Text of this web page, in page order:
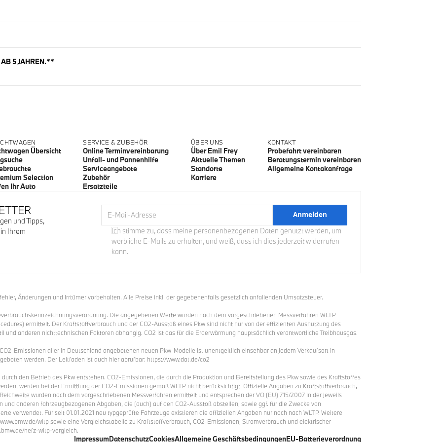
AB 5 JAHREN.**
G11/ G12
/ F26 / F48
Übersicht
Selection
Ihr Auto
SERVICE & ZUBEHÖR
Online Terminvereinbarung
Unfall- und Pannenhilfe
Serviceangebote
Zubehör
Ersatzteile
ÜBER UNS
Über Emil Frey
Aktuelle Themen
Standorte
Karriere
KONTAKT
Probefahrt vereinbaren
Beratungstermin vereinbaren
Allgemeine Kontakanfrage
und Tipps,
Ihrem
Ich stimme zu, dass meine personenbezogenen Daten genutzt werden, um
werbliche E-Mails zu erhalten, und weiß, dass ich dies jederzeit widerrufen
kann.
Änderungen und Irrtümer vorbehalten. Alle Preise inkl. der gegebenenfalls gesetzlich anfallenden Umsatzsteuer.
Die angegebenen Werte wurden nach dem vorgeschriebenen Messverfahren WLTP
ermittelt. Der Kraftstoffverbrauch und der CO2-Ausstoß eines Pkw sind nicht nur von der effizienten Ausnutzung des
und anderen nichttechnischen Faktoren abhängig. CO2 ist das für die Erderwärmung hauptsächlich verantwortliche Treibhausgas.
Emissionen aller in Deutschland angebotenen neuen Pkw-Modelle ist unentgeltlich einsehbar an jedem Verkaufsort in
werden. Der Leitfaden ist auch hier abrufbar: https://www.dat.de/co2
den Betrieb des Pkw entstehen. CO2-Emissionen, die durch die Produktion und Bereitstellung des Pkw sowie des Kraftstoffes
werden bei der Ermittlung der CO2-Emissionen gemäß WLTP nicht berücksichtigt. Offizielle Angaben zu Kraftstoffverbrauch,
wurden nach dem vorgeschriebenen Messverfahren ermittelt und entsprechen der VO (EU) 715/2007 in der jeweils
anderen fahrzeugbezogenen Abgaben, die (auch) auf den CO2-Ausstoß abstellen, sowie ggf. für die Zwecke von
verwendet. Für seit 01.01.2021 neu typgeprüfte Fahrzeuge existieren die offiziellen Angaben nur noch nach WLTP. Weitere
wltp sowie eine Vergleichstabelle zu Kraftstoffverbrauch, CO2-Emissionen, Stromverbrauch und elektrischer
nefz-wltp-vergleich.
ImpressumDatenschutzCookiesAllgemeine GeschäftsbedingungenEU-Batterieverordnung